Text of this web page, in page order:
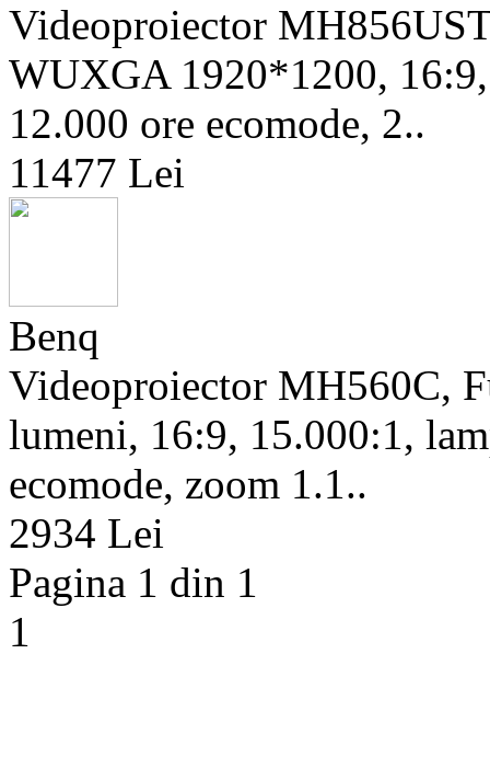
Videoproiector
WUXGA 1920*1200,
12.000 ore ecomode, 2..
11477 Lei
Benq
Videoproiector MH560C,
lumeni, 16:9, 15.000:1,
ecomode, zoom 1.1..
2934 Lei
Pagina 1 din 1
1